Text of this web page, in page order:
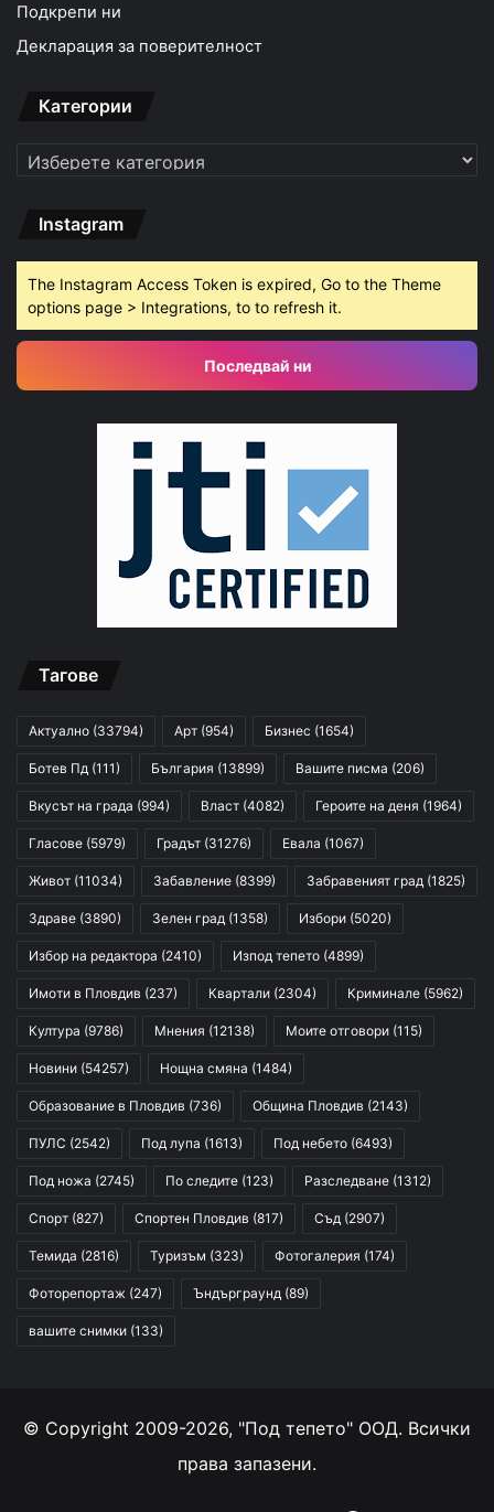
Подкрепи ни
Декларация за поверителност
Категории
Категории
Instagram
The Instagram Access Token is expired, Go to the Theme
options page > Integrations, to to refresh it.
Последвай ни
Тагове
Актуално (33794) Арт (954) Бизнес (1654)
Ботев Пд (111) България (13899) Вашите писма (206)
Вкусът на града (994) Власт (4082) Героите на деня (1964)
Гласове (5979) Градът (31276) Евала (1067)
Живот (11034) Забавление (8399) Забравеният град (1825)
Здраве (3890) Зелен град (1358) Избори (5020)
Избор на редактора (2410) Изпод тепето (4899)
Имоти в Пловдив (237) Квартали (2304) Криминале (5962)
Култура (9786) Мнения (12138) Моите отговори (115)
Новини (54257) Нощна смяна (1484)
Образование в Пловдив (736) Община Пловдив (2143)
ПУЛС (2542) Под лупа (1613) Под небето (6493)
Под ножа (2745) По следите (123) Разследване (1312)
Спорт (827) Спортен Пловдив (817) Съд (2907)
Темида (2816) Туризъм (323) Фотогалерия (174)
Фоторепортаж (247) Ъндърграунд (89)
вашите снимки (133)
© Copyright 2009-2026, "Под тепето" ООД. Всички
права запазени.